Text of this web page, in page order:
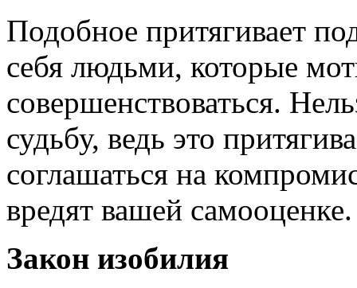
Подобное притягивает
себя людьми, которые
совершенствоваться.
судьбу, ведь это
соглашаться на
вредят вашей самооценке.
Закон изобилия